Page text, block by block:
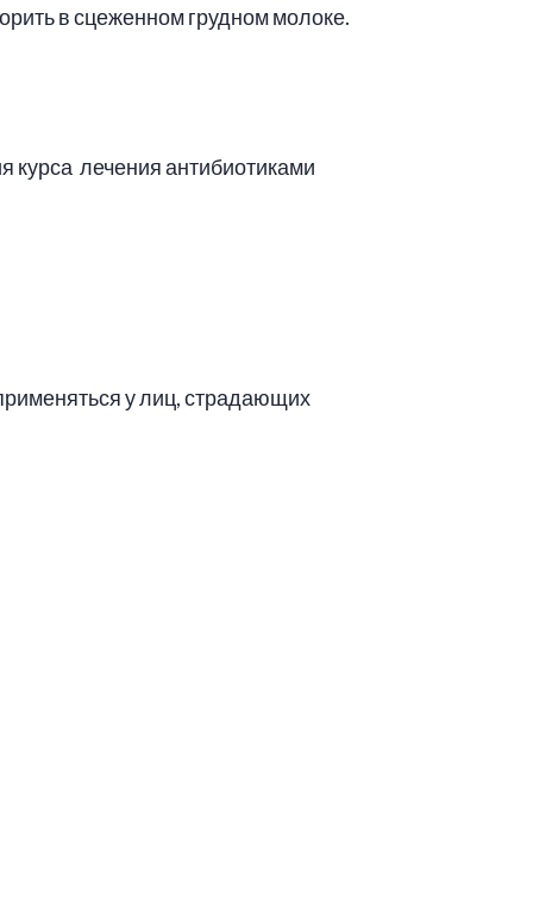
в сцеженном грудном молоке.
курса лечения антибиотиками
у лиц, страдающих